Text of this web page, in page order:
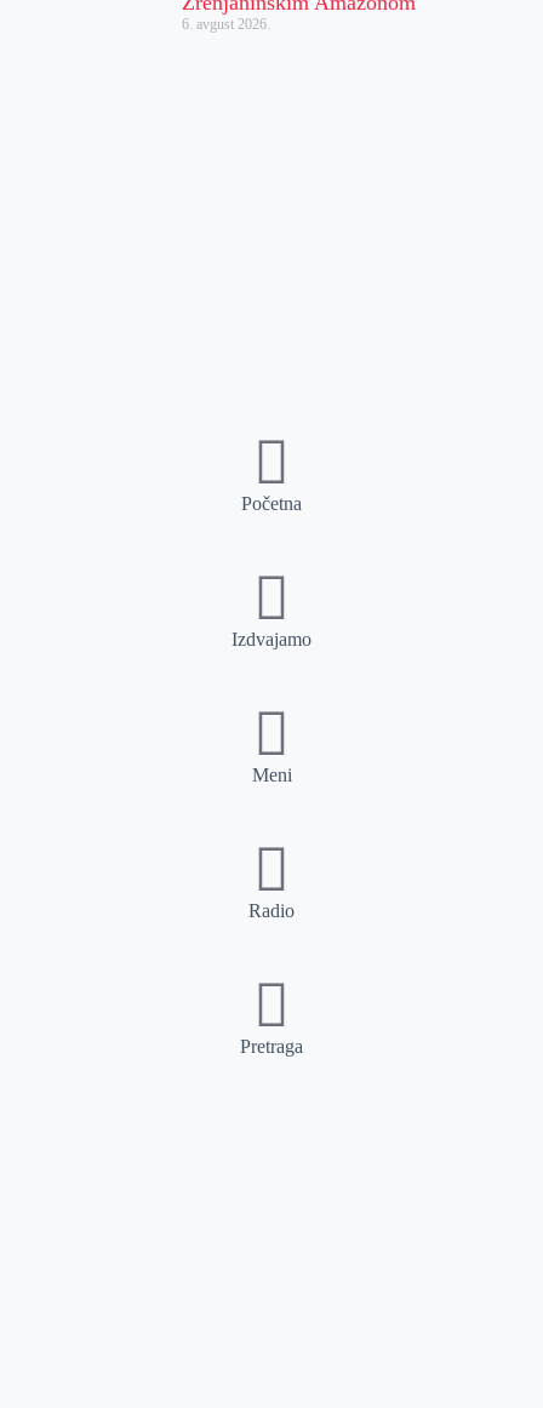
6. avgust 2026.
Početna
Izdvajamo
Meni
Radio
Pretraga